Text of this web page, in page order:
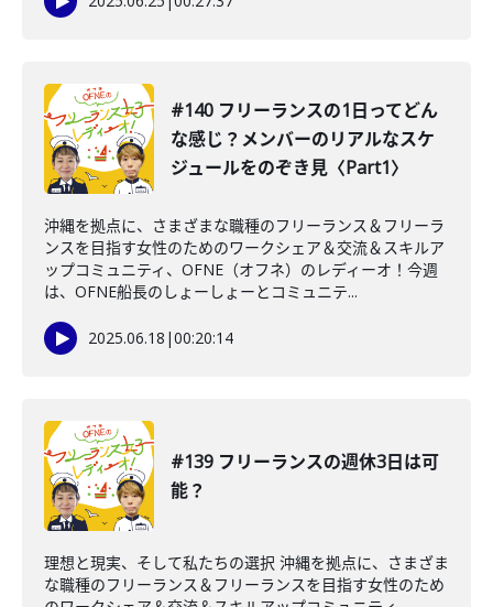
#140 フリーランスの1日ってどん
な感じ？メンバーのリアルなスケ
ジュールをのぞき見〈Part1〉
沖縄を拠点に、さまざまな職種のフリーランス＆フリーラ
ンスを目指す女性のためのワークシェア＆交流＆スキルア
ップコミュニティ、OFNE（オフネ）のレディーオ！今週
は、OFNE船長のしょーしょーとコミュニテ...
2025.06.18 |00:20:14
#139 フリーランスの週休3日は可
能？
理想と現実、そして私たちの選択 沖縄を拠点に、さまざま
な職種のフリーランス＆フリーランスを目指す女性のため